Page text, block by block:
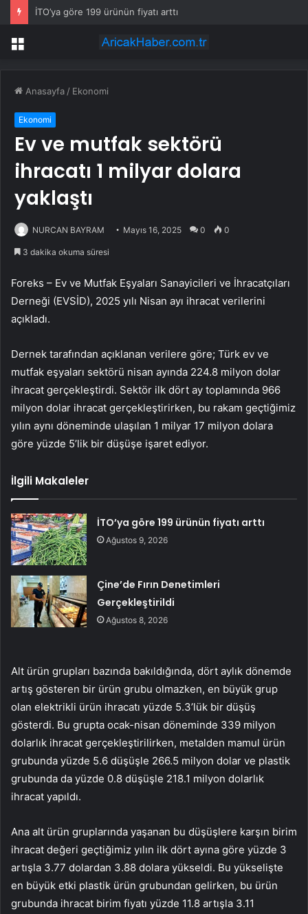
İTO’ya göre 199 ürünün fiyatı arttı
Menü
Anasayfa / Ekonomi
Ekonomi
Ev ve mutfak sektörü
ihracatı 1 milyar dolara
yaklaştı
NURCAN BAYRAM Mayıs 16, 2025 0 0
3 dakika okuma süresi
Foreks – Ev ve Mutfak Eşyaları Sanayicileri ve İhracatçıları
Derneği (EVSİD), 2025 yılı Nisan ayı ihracat verilerini
açıkladı.
Dernek tarafından açıklanan verilere göre; Türk ev ve
mutfak eşyaları sektörü nisan ayında 224.8 milyon dolar
ihracat gerçekleştirdi. Sektör ilk dört ay toplamında 966
milyon dolar ihracat gerçekleştirirken, bu rakam geçtiğimiz
yılın aynı döneminde ulaşılan 1 milyar 17 milyon dolara
göre yüzde 5’lik bir düşüşe işaret ediyor.
İlgili Makaleler
İTO’ya göre 199 ürünün fiyatı arttı
Ağustos 9, 2026
Çine’de Fırın Denetimleri
Gerçekleştirildi
Ağustos 8, 2026
Alt ürün grupları bazında bakıldığında, dört aylık dönemde
artış gösteren bir ürün grubu olmazken, en büyük grup
olan elektrikli ürün ihracatı yüzde 5.3’lük bir düşüş
gösterdi. Bu grupta ocak-nisan döneminde 339 milyon
dolarlık ihracat gerçekleştirilirken, metalden mamul ürün
grubunda yüzde 5.6 düşüşle 266.5 milyon dolar ve plastik
grubunda da yüzde 0.8 düşüşle 218.1 milyon dolarlık
ihracat yapıldı.
Ana alt ürün gruplarında yaşanan bu düşüşlere karşın birim
ihracat değeri geçtiğimiz yılın ilk dört ayına göre yüzde 3
artışla 3.77 dolardan 3.88 dolara yükseldi. Bu yükselişte
en büyük etki plastik ürün grubundan gelirken, bu ürün
grubunda ihracat birim fiyatı yüzde 11.8 artışla 3.11